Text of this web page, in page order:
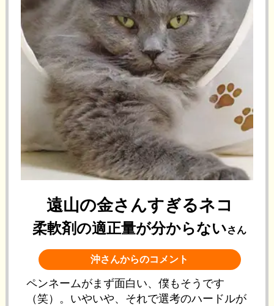
遠山の金さんすぎるネコ
柔軟剤の適正量が分からないさん
沖さんからのコメント
ペンネームがまず面白い、僕もそうです
（笑）。いやいや、それで選考のハードルが